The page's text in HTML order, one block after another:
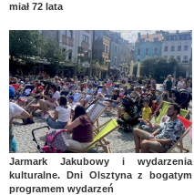
miał 72 lata
Jarmark Jakubowy i wydarzenia
kulturalne. Dni Olsztyna z bogatym
programem wydarzeń